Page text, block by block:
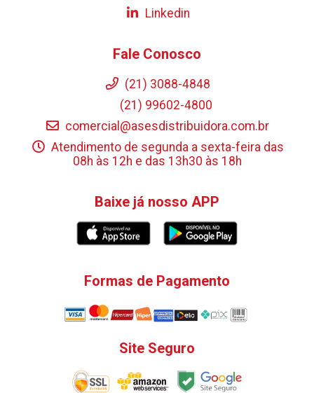
Linkedin
Fale Conosco
(21) 3088-4848
(21) 99602-4800
comercial@asesdistribuidora.com.br
Atendimento de segunda a sexta-feira das
08h às 12h e das 13h30 às 18h
Baixe já nosso APP
Formas de Pagamento
Site Seguro